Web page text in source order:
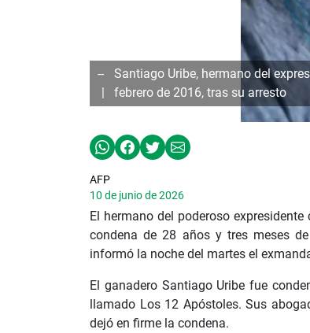
Santiago Uribe, hermano del
febrero de 2016, tras su arresto
--
AFP
10 de junio de 2026
El hermano del poderoso
condena de 28 años y tres meses
informó la noche del martes el
El ganadero Santiago Uribe fue
llamado Los 12 Apóstoles. Sus
dejó en firme la condena.